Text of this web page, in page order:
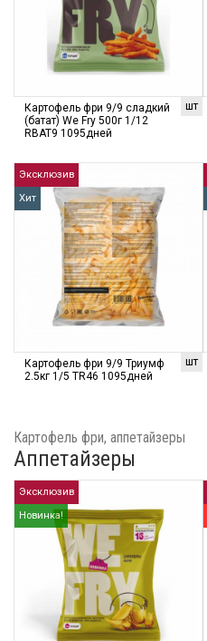
шт
Картофель фри 9/9 сладкий
(батат) We Fry 500г 1/12
RBAT9 1095дней
Эксклюзив
Хит
шт
Картофель фри 9/9 Триумф
2.5кг 1/5 TR46 1095дней
Картофель фри, аппетайзеры
Аппетайзеры
Эксклюзив
Новинка!